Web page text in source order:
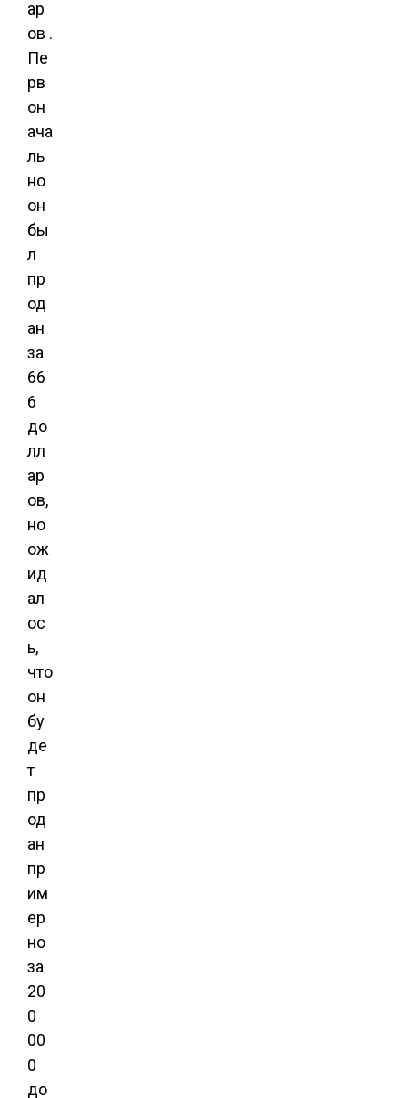
ар
ов .
Пе
рв
он
ача
ль
но
он
бы
л
пр
од
ан
за
66
6
до
лл
ар
ов,
но
ож
ид
ал
ос
ь,
что
он
бу
де
т
пр
од
ан
пр
им
ер
но
за
20
0
00
0
до